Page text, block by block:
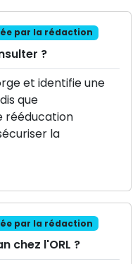
par la rédaction
?
et identifie une
que
rééducation
la
par la rédaction
chez l'ORL ?